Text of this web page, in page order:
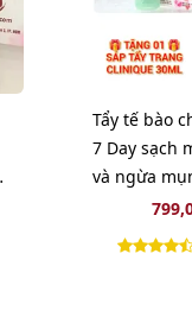
Tẩy tế bào
7 Day sạch
và ngừa
100ml -
TRANG